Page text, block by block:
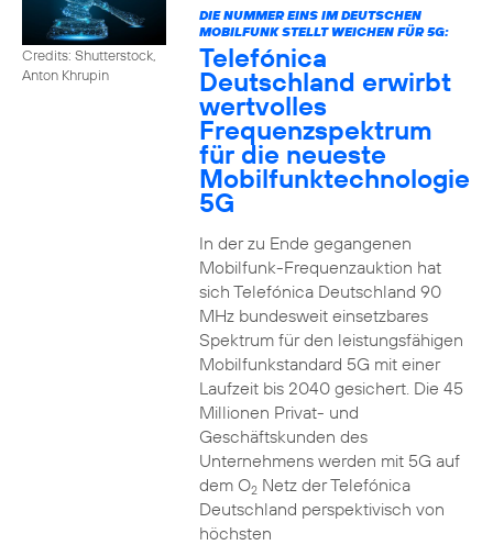
Credits: Shutterstock,
Anton Khrupin
DIE NUMMER EINS IM DEUTSCHEN
MOBILFUNK STELLT WEICHEN FÜR 5G:
Telefónica
Deutschland erwirbt
wertvolles
Frequenzspektrum
für die neueste
Mobilfunktechnologie
5G
In der zu Ende gegangenen
Mobilfunk-Frequenzauktion hat
sich Telefónica Deutschland 90
MHz bundesweit einsetzbares
Spektrum für den leistungsfähigen
Mobilfunkstandard 5G mit einer
Laufzeit bis 2040 gesichert. Die 45
Millionen Privat- und
Geschäftskunden des
Unternehmens werden mit 5G auf
dem O2Netz der Telefónica
Deutschland perspektivisch von
höchsten